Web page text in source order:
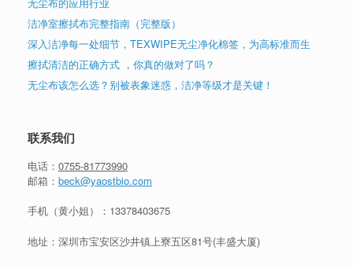
洁净室擦拭布完整指南（完整版）
深入洁净每一处细节，TEXWIPE无尘净化棉签，为高标准而生
擦拭清洁的正确方式 ，你真的做对了吗？
无尘布该怎么选？别被表象迷惑，洁净等级才是关键！
联系我们
电话： 0755-81773990
邮箱： beck@yaostbio.com
手机（黄小姐）： 13378403675
地址：深圳市宝安区沙井镇上寮五区81号(丰盛大厦)